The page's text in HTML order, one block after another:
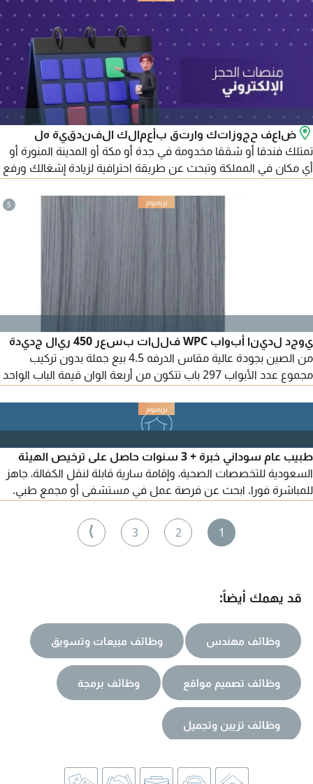
ضاعف حجوزاتك وارتق بأعمالك الفندقية هل
تمتلك فندقا أو شققا مخدومة في جدة أو مكة أو المدينة المنورة أو
أي مكان في المملكة وتبحث عن طريقة احترافية لزيادة إشغالك ورفع
العالمية مثل Booking. com - GAZER IN - Agoda - Expedia - C 5
يوجد لدينا أبواب WPC فللات بسعر 450 ريال جديدة
من الصين بجودة عالية مقاس الدرفه 4.5 بيع جملة بدون تركيب
مجموع عدد الأبواب 297 باب تتكون من أربعة الوان قيمة الباب الواحد
طبيب عام سوداني خبرة + 3 سنوات حاصل على ترخيص الهيئة
السعودية للتخصصات الصحية، وإقامة سارية قابلة لنقل الكفالة، جاهز
للمباشرة فورا. ابحث عن فرصة عمل في مستشفى أو مجمع طبي.
1
2
3
⟩
قد يهمك أيضاً:
وظائف مهندس وظائف مبيعات وتسويق
وظائف تصميم مواقع وظائف برمجة
وظائف تزيين وتجميل